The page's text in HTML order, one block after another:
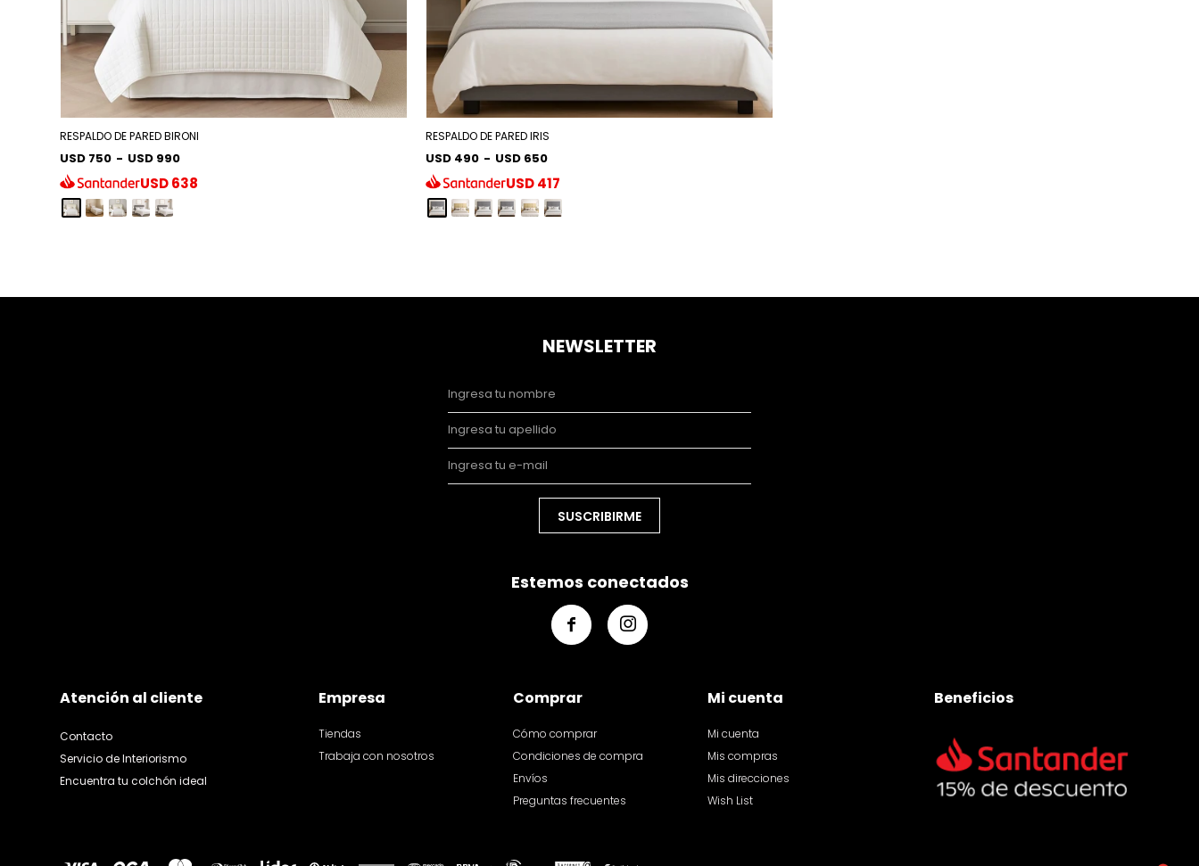
RESPALDO DE PARED BIRONI
USD 750 - USD 990
USD638
RESPALDO DE PARED IRIS
USD 490 - USD 650
USD417
Atención al cliente
Contacto
Servicio de Interiorismo
Encuentra tu colchón ideal
Empresa
Tiendas
Trabaja con nosotros
Comprar
Cómo comprar
Condiciones de compra
Envíos
Preguntas frecuentes
Mi cuenta
Mi cuenta
Mis compras
Mis direcciones
Wish List
Beneficios
NEWSLETTER
SUSCRIBIRME
Estemos conectados
 